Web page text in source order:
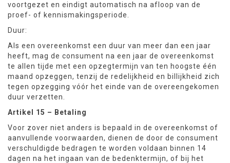
voortgezet en eindigt automatisch na afloop van de
proef- of kennismakingsperiode.
Duur:
Als een overeenkomst een duur van meer dan een jaar
heeft, mag de consument na een jaar de overeenkomst
te allen tijde met een opzegtermijn van ten hoogste één
maand opzeggen, tenzij de redelijkheid en billijkheid zich
tegen opzegging vóór het einde van de overeengekomen
duur verzetten.
Artikel 15 – Betaling
Voor zover niet anders is bepaald in de overeenkomst of
aanvullende voorwaarden, dienen de door de consument
verschuldigde bedragen te worden voldaan binnen 14
dagen na het ingaan van de bedenktermijn, of bij het